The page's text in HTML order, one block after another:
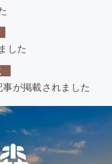
した
が掲載されました